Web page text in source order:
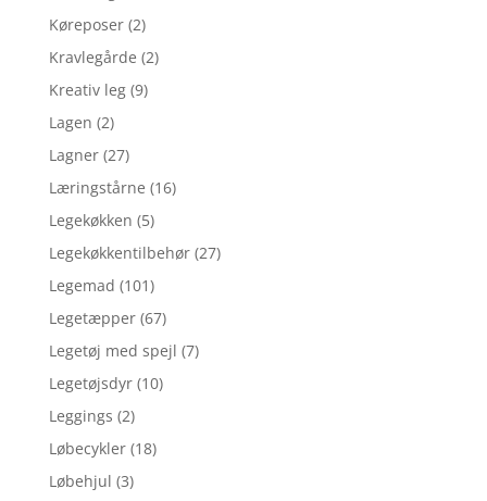
Køreposer (2)
Kravlegårde (2)
Kreativ leg (9)
Lagen (2)
Lagner (27)
Læringstårne (16)
Legekøkken (5)
Legekøkkentilbehør (27)
Legemad (101)
Legetæpper (67)
Legetøj med spejl (7)
Legetøjsdyr (10)
Leggings (2)
Løbecykler (18)
Løbehjul (3)